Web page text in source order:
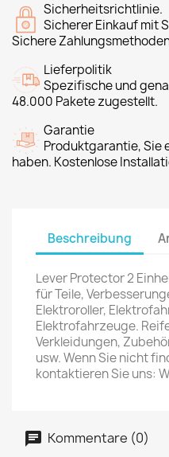
Sicherheitsrichtlinie.
Sicherer Einkauf mit
Sichere
Lieferpolitik
Spezifische und
48.000 Pakete zugestellt.
Garantie
Produktgarantie, Sie
haben. Kostenlose
Beschreibung
Lever Protector 2
für Teile,
Elektroroller,
Elektrofahrzeuge.
Verkleidungen,
usw. Wenn Sie nicht
kontaktieren Sie uns:
Kommentare (0)